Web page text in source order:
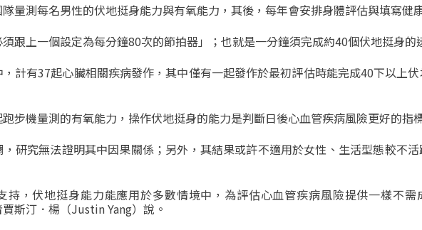
量測每名男性的伏地挺身能力與有氧能力， 其後，每年會安排身體評估與填寫健
跟上一個設定為每分鐘80次的節拍器」
；也就是一分鐘須完成約40個伏地挺身的
計有37起心臟相關疾病發作，其中僅有一起發作於最初評估時能完成40下以上
步機量測的有氧能力， 操作伏地挺身的能力是判斷日後心血管疾病風險更好的指
研究無法證明其中因果關係； 另外，其結果或許不適用於女性、 生活型態較不
持，伏地挺身能力能應用於多數情境中， 為評估心血管疾病風險提供一樣不需
斯汀．楊（Justin Yang）說。